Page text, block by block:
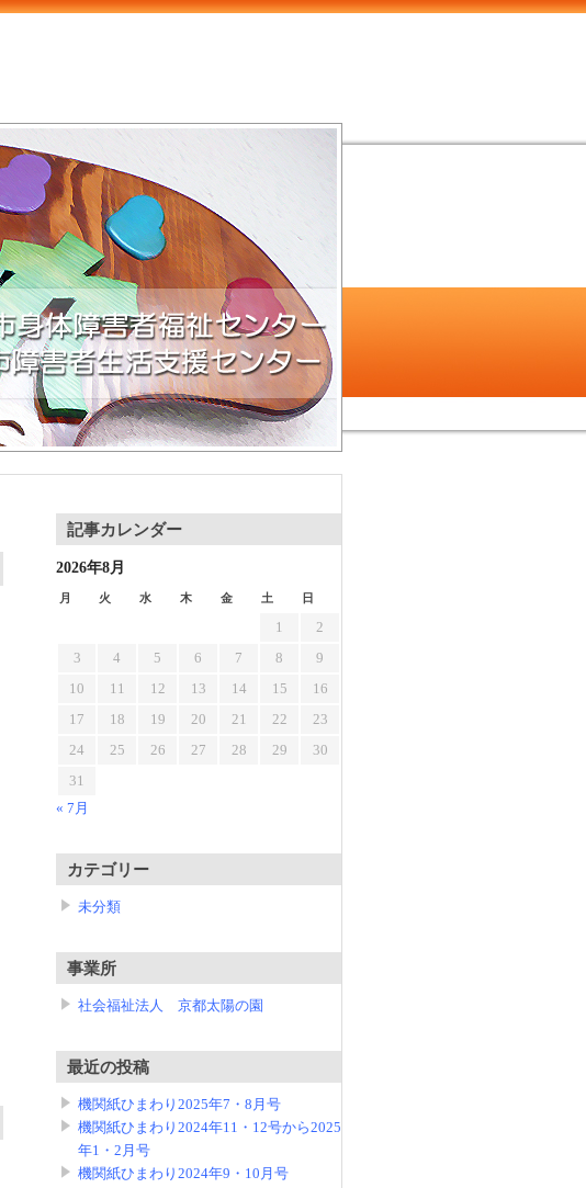
記事カレンダー
2026年8月
月 火 水 木 金 土 日
1
2
3
4 5 6 7 8
9
10
11 12 13 14 15
16
17
18 19 20 21 22
23
24
25 26 27 28 29
30
31
« 7月
カテゴリー
未分類
事業所
社会福祉法人 京都太陽の園
最近の投稿
機関紙ひまわり2025年7・8月号
機関紙ひまわり2024年11・12号から2025
年1・2月号
機関紙ひまわり2024年9・10月号